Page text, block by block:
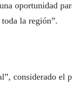
oportunidad
la región”.
considerado el